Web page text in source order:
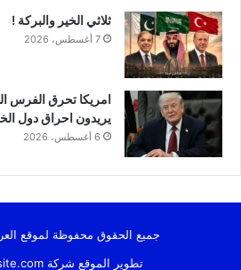
ثلاثي الخير والبركة !
7 أغسطس، 2026
امريكا تحرق
يريدون احراق دول
6 أغسطس، 2026
جميع الحقوق محفوظة لموقع العروبة
تطوير الموقع شركة